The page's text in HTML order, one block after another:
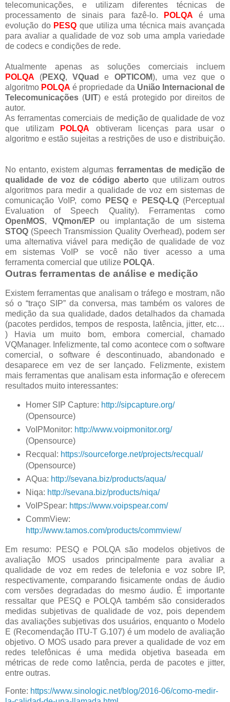
telecomunicações, e utilizam diferentes técnicas de
processamento de sinais para fazê-lo.
POLQA é uma
evolução do PESQ que utiliza uma técnica mais avançada
para avaliar a qualidade de voz sob uma ampla variedade
de codecs e condições de rede.
Atualmente apenas as soluções comerciais incluem
POLQA (PEXQ,VQuad e OPTICOM), uma vez que o
algoritmo POLQA é propriedade da União Internacional de
Telecomunicações (UIT) e está protegido por direitos de
autor.
As ferramentas comerciais de medição de qualidade de voz
que utilizam
POLQA obtiveram licenças para usar o
algoritmo e estão sujeitas a restrições de uso e distribuição.
No entanto, existem algumas ferramentas de medição de
qualidade de voz de código aberto que utilizam outros
algoritmos para medir a qualidade de voz em sistemas de
comunicação VoIP, como
PESQ e PESQ-LQ(Perceptual
Evaluation of Speech Quality).
Ferramentas como
OpenMOS, VQmon/EP ou implantação de um sistema
STOQ (Speech Transmission Quality Overhead), podem ser
uma alternativa viável para medição de qualidade de voz
em sistemas VoIP se você não tiver acesso a uma
ferramenta comercial que utilize POLQA.
Outras ferramentas de análise e medição
Existem ferramentas que analisam o tráfego e mostram, não
só o “traço SIP” da conversa, mas também os valores de
medição da sua qualidade, dados detalhados da chamada
(pacotes perdidos, tempos de resposta, latência, jitter, etc…
)
Havia um muito bom, embora comercial, chamado
VQManager. Infelizmente, tal como acontece com o software
comercial, o software é descontinuado, abandonado e
desaparece em vez de ser lançado.
Felizmente, existem
mais ferramentas que analisam esta informação e oferecem
resultados muito interessantes:
Homer SIP Capture: http://sipcapture.org/
(Opensource)
VoIPMonitor: http://www.voipmonitor.org/
(Opensource)
Recqual: https://sourceforge.net/projects/recqual/
(Opensource)
AQua: http://sevana.biz/products/aqua/
Niqa: http://sevana.biz/products/niqa/
VoIPSpear: https://www.voipspear.com/
CommView:
http://www.tamos.com/products/commview/
Em resumo:
PESQ e POLQA são modelos objetivos de
avaliação MOS usados ​​principalmente para avaliar a
qualidade de voz em redes de telefonia e voz sobre IP,
respectivamente, comparando fisicamente ondas de áudio
com versões degradadas do mesmo áudio.
É importante
ressaltar que PESQ e POLQA também são considerados
medidas subjetivas de qualidade de voz, pois dependem
das avaliações subjetivas dos usuários, enquanto o Modelo
E (Recomendação ITU-T G.107) é um modelo de avaliação
objetivo. O MOS usado para prever a qualidade de voz em
redes telefônicas é uma medida objetiva baseada em
métricas de rede como latência, perda de pacotes e jitter,
entre outras.
Fonte: https://www.sinologic.net/blog/2016-06/como-medir-